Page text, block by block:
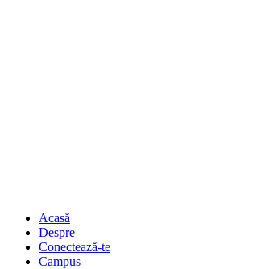
Acasă
Despre
Conectează-te
Campus